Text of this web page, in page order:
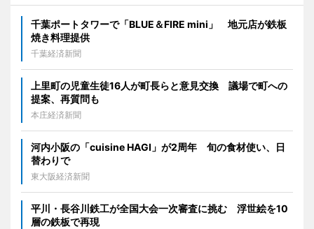
千葉ポートタワーで「BLUE＆FIRE mini」 地元店が鉄板
焼き料理提供
千葉経済新聞
上里町の児童生徒16人が町長らと意見交換 議場で町への
提案、再質問も
本庄経済新聞
河内小阪の「cuisine HAGI」が2周年 旬の食材使い、日
替わりで
東大阪経済新聞
平川・長谷川鉄工が全国大会一次審査に挑む 浮世絵を10
層の鉄板で再現